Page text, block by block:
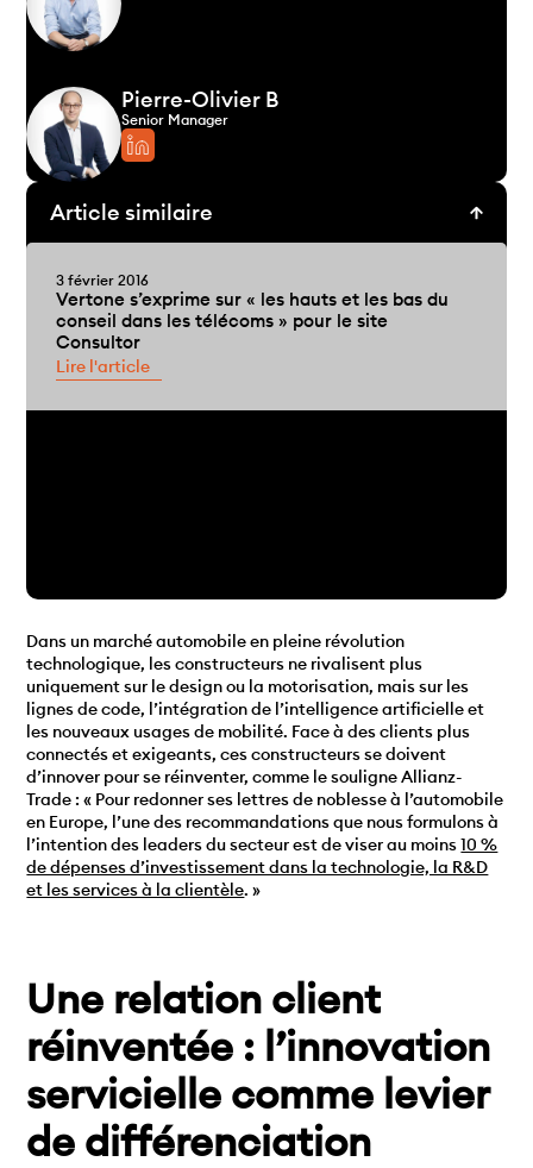
Dans un marché automobile en pleine révolution
technologique, les constructeurs ne rivalisent plus
uniquement sur le design ou la motorisation, mais sur les
lignes de code, l’intégration de l’intelligence artificielle et
les nouveaux usages de mobilité. Face à des clients plus
connectés et exigeants, ces constructeurs se doivent
d’innover pour se réinventer, comme le souligne Allianz-
Trade : « Pour redonner ses lettres de noblesse à l’automobile
en Europe, l’une des recommandations que nous formulons à
l’intention des leaders du secteur est de viser au moins10 %
de dépenses d’investissement dans la technologie, la R&D
et les services à la clientèle. »
Une relation client
réinventée : l’innovation
servicielle comme levier
de différenciation
Pierre-Olivier B
Senior Manager
Article similaire
3 février 2016
Vertone s’exprime sur « les hauts et les bas du
conseil dans les télécoms » pour le site
Consultor
Lire l'article